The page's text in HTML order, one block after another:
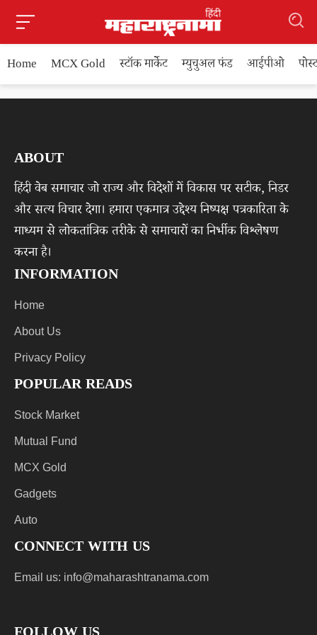
Home MCX Gold स्टॉक मार्केट म्युचुअल फंड आईपीओ
ABOUT
हिंदी वेब समाचार जो राज्य और विदेशों में विकास पर सटीक, निडर
और सत्य विचार देगा। हमारा एकमात्र उद्देश्य निष्पक्ष पत्रकारिता के
माध्यम से लोकतांत्रिक तरीके से समाचारों का निर्भीक विश्लेषण
करना है।
INFORMATION
Home
About Us
Privacy Policy
POPULAR READS
Stock Market
Mutual Fund
MCX Gold
Gadgets
Auto
CONNECT WITH US
Email us: info@maharashtranama.com